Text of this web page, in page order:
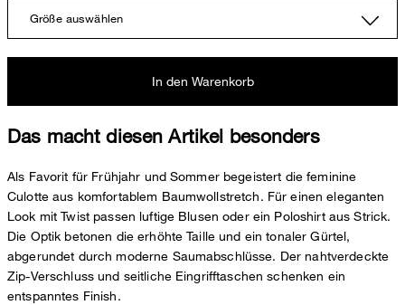
Größe auswählen
In den Warenkorb
Das macht diesen Artikel besonders
Als Favorit für Frühjahr und Sommer begeistert die feminine
Culotte aus komfortablem Baumwollstretch. Für einen eleganten
Look mit Twist passen luftige Blusen oder ein Poloshirt aus Strick.
Die Optik betonen die erhöhte Taille und ein tonaler Gürtel,
abgerundet durch moderne Saumabschlüsse. Der nahtverdeckte
Zip-Verschluss und seitliche Eingrifftaschen schenken ein
entspanntes Finish.